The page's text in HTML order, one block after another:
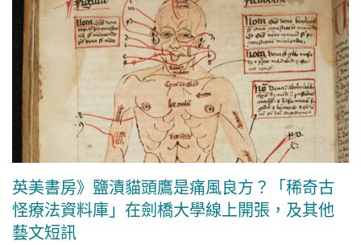
英美書房》鹽漬貓頭鷹是痛風良方？「稀奇古
怪療法資料庫」在劍橋大學線上開張，及其他
藝文短訊